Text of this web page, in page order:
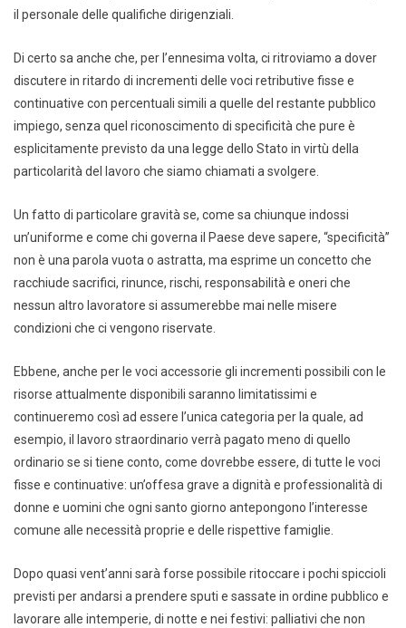
il personale delle qualifiche dirigenziali.
Di certo sa anche che, per l’ennesima volta, ci ritroviamo a dover
discutere in ritardo di incrementi delle voci retributive fisse e
continuative con percentuali simili a quelle del restante pubblico
impiego, senza quel riconoscimento di specificità che pure è
esplicitamente previsto da una legge dello Stato in virtù della
particolarità del lavoro che siamo chiamati a svolgere.
Un fatto di particolare gravità se, come sa chiunque indossi
un’uniforme e come chi governa il Paese deve sapere, “specificità”
non è una parola vuota o astratta, ma esprime un concetto che
racchiude sacrifici, rinunce, rischi, responsabilità e oneri che
nessun altro lavoratore si assumerebbe mai nelle misere
condizioni che ci vengono riservate.
Ebbene, anche per le voci accessorie gli incrementi possibili con le
risorse attualmente disponibili saranno limitatissimi e
continueremo così ad essere l’unica categoria per la quale, ad
esempio, il lavoro straordinario verrà pagato meno di quello
ordinario se si tiene conto, come dovrebbe essere, di tutte le voci
fisse e continuative: un’offesa grave a dignità e professionalità di
donne e uomini che ogni santo giorno antepongono l’interesse
comune alle necessità proprie e delle rispettive famiglie.
Dopo quasi vent’anni sarà forse possibile ritoccare i pochi spiccioli
previsti per andarsi a prendere sputi e sassate in ordine pubblico e
lavorare alle intemperie, di notte e nei festivi: palliativi che non